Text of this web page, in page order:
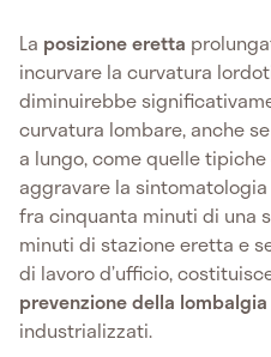
La posizione eretta
incurvare la curvatura
diminuirebbe
curvatura lombare, anche
a lungo, come quelle
aggravare la
fra cinquanta minuti di una
minuti di stazione eretta e
di lavoro d’ufficio,
prevenzione della lombalgia
industrializzati.